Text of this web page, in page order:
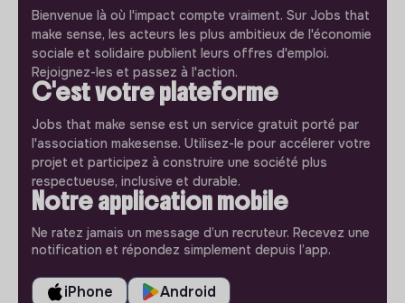
Bienvenue là où l'impact compte vraiment. Sur Jobs that
make sense, les acteurs les plus ambitieux de l'économie
sociale et solidaire publient leurs offres d'emploi.
Rejoignez-les et passez à l'action.
C'est votre plateforme
Jobs that make sense est un service gratuit porté par
l'association makesense. Utilisez-le pour accélerer votre
projet et participez à construire une société plus
respectueuse, inclusive et durable.
Notre application mobile
Ne ratez jamais un message d’un recruteur. Recevez une
notification et répondez simplement depuis l’app.
iPhone Android